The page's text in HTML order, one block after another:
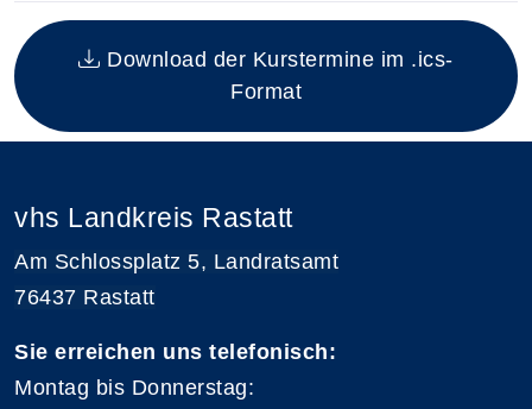
Insgesamt gibt es 4 Termine zum diesen Kurs
Download der Kurstermine im .ics-
Format
vhs Landkreis Rastatt
Am Schlossplatz 5, Landratsamt
76437 Rastatt
Sie erreichen uns telefonisch:
Montag bis Donnerstag: